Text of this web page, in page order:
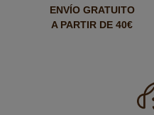
ENVÍO GRATUITO
A PARTIR DE 40€